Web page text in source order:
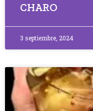
CHARO
3 septiembre, 2024